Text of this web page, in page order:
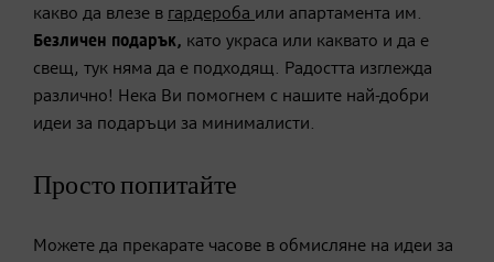
какво да влезе в гардероба или апартамента им.
Безличен подарък, като украса или каквато и да е
свещ, тук няма да е подходящ. Радостта изглежда
различно! Нека Ви помогнем с нашите най-добри
идеи за подаръци за минималисти.
Просто попитайте
Можете да прекарате часове в обмисляне на идеи за